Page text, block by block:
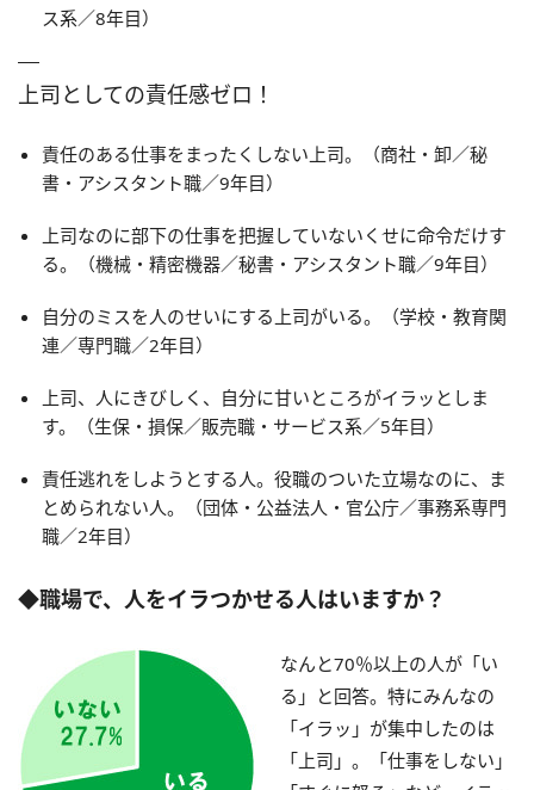
ス系／8年目）
上司としての責任感ゼロ！
責任のある仕事をまったくしない上司。（商社・卸／秘
書・アシスタント職／9年目）
上司なのに部下の仕事を把握していないくせに命令だけす
る。（機械・精密機器／秘書・アシスタント職／9年目）
自分のミスを人のせいにする上司がいる。（学校・教育関
連／専門職／2年目）
上司、人にきびしく、自分に甘いところがイラッとしま
す。（生保・損保／販売職・サービス系／5年目）
責任逃れをしようとする人。役職のついた立場なのに、ま
とめられない人。（団体・公益法人・官公庁／事務系専門
職／2年目）
◆職場で、人をイラつかせる人はいますか？
なんと70％以上の人が「い
る」と回答。特にみんなの
「イラッ」が集中したのは
「上司」。「仕事をしない」